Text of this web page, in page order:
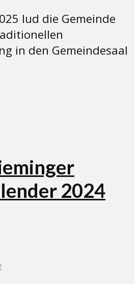
lud die Gemeinde
in den Gemeindesaal
2024